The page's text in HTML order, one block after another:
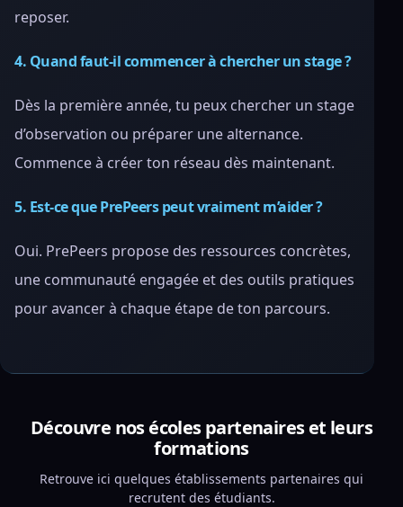
reposer.
4. Quand faut-il commencer à chercher un stage ?
Dès la première année, tu peux chercher un stage
d’observation ou préparer une alternance.
Commence à créer ton réseau dès maintenant.
5. Est-ce que PrePeers peut vraiment m’aider ?
Oui. PrePeers propose des ressources concrètes,
une communauté engagée et des outils pratiques
pour avancer à chaque étape de ton parcours.
Découvre nos écoles partenaires et leurs
formations
Retrouve ici quelques établissements partenaires qui
recrutent des étudiants.